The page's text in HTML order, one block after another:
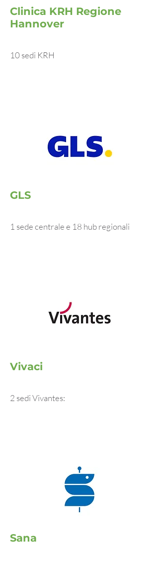
Clinica KRH Regione
Hannover
10 sedi KRH
GLS
1 sede centrale e 18 hub regionali
Vivaci
2 sedi Vivantes:
Sana